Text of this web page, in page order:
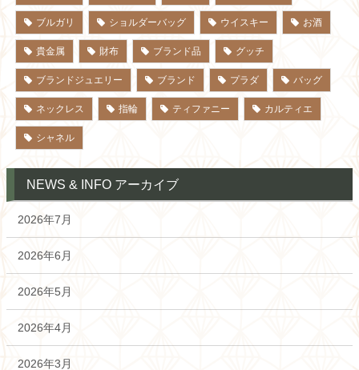
ブルガリ ショルダーバッグ ウイスキー お酒
貴金属 財布 ブランド品 グッチ
ブランドジュエリー ブランド プラダ バッグ
ネックレス 指輪 ティファニー カルティエ
シャネル
NEWS & INFO アーカイブ
2026年7月
2026年6月
2026年5月
2026年4月
2026年3月